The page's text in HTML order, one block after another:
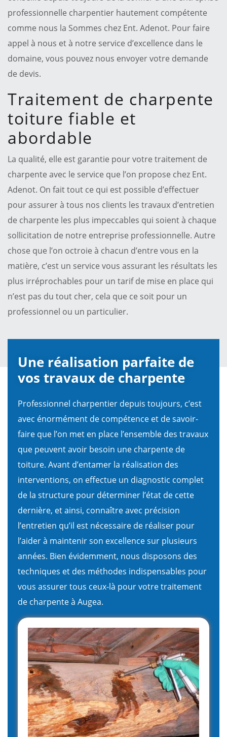
professionnelle charpentier hautement compétente
comme nous la Sommes chez Ent. Adenot. Pour faire
appel à nous et à notre service d’excellence dans le
domaine, vous pouvez nous envoyer votre demande
de devis.
Traitement de charpente
toiture fiable et
abordable
La qualité, elle est garantie pour votre traitement de
charpente avec le service que l’on propose chez Ent.
Adenot. On fait tout ce qui est possible d’effectuer
pour assurer à tous nos clients les travaux d’entretien
de charpente les plus impeccables qui soient à chaque
sollicitation de notre entreprise professionnelle. Autre
chose que l’on octroie à chacun d’entre vous en la
matière, c’est un service vous assurant les résultats les
plus irréprochables pour un tarif de mise en place qui
n’est pas du tout cher, cela que ce soit pour un
professionnel ou un particulier.
Une réalisation parfaite de
vos travaux de charpente
Professionnel charpentier depuis toujours, c’est
avec énormément de compétence et de savoir-
faire que l’on met en place l’ensemble des travaux
que peuvent avoir besoin une charpente de
toiture. Avant d’entamer la réalisation des
interventions, on effectue un diagnostic complet
de la structure pour déterminer l’état de cette
dernière, et ainsi, connaître avec précision
l’entretien qu’il est nécessaire de réaliser pour
l’aider à maintenir son excellence sur plusieurs
années. Bien évidemment, nous disposons des
techniques et des méthodes indispensables pour
vous assurer tous ceux-là pour votre traitement
de charpente à Augea.